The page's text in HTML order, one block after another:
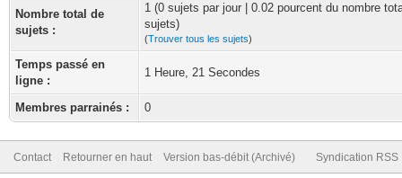
Nombre total de
sujets :
1 (0 sujets par jour | 0.02 pourcent du nombre
sujets)
(Trouver tous les sujets)
Temps passé en
ligne :
1 Heure, 21 Secondes
Membres parrainés : 0
Contact Retourner en haut Version bas-débit (Archivé) Syndication RSS